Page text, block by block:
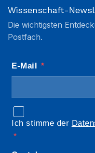
Wissenschaft-
Die wichtigsten
Postfach.